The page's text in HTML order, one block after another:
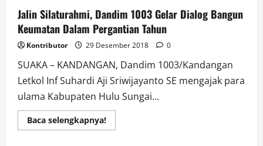
Jalin Silaturahmi, Dandim 1003 Gelar Dialog Bangun
Keumatan Dalam Pergantian Tahun
Kontributor 29 Desember 2018 0
SUAKA – KANDANGAN, Dandim 1003/Kandangan
Letkol Inf Suhardi Aji Sriwijayanto SE mengajak para
ulama Kabupaten Hulu Sungai...
Baca selengkapnya!Read
more